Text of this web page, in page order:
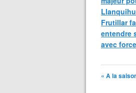
Frutillar
entendre
avec force
« A la